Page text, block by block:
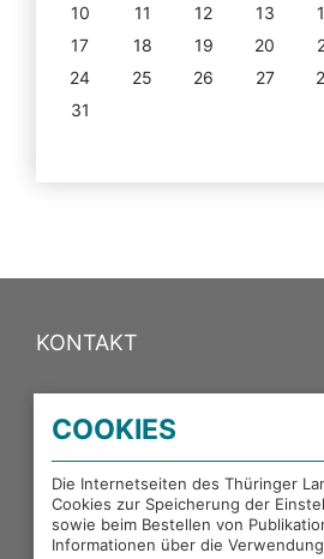
10
11 12 13
17
18 19 20
24
25 26 27
31
KONTAKT
PORTALE DES THÜRINGER
EXTERNE LINKS
COOKIES
Die Internetseiten des Thüringer
Cookies zur Speicherung der
sowie beim Bestellen von
Informationen über die